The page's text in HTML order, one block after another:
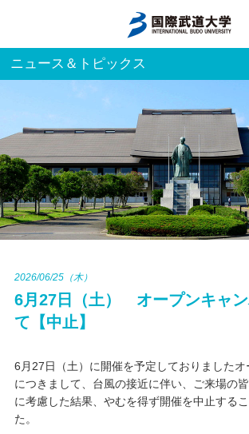
アクセス
ご利用者別
ホーム
大学案内
キャンパスライフ
ニュース＆トピックス
2026/06/25（木）
6月27日（土） オープンキャ
て【中止】
6月27日（土）に開催を予定しておりましたオ
につきまして、台風の接近に伴い、ご来場の
に考慮した結果、やむを得ず開催を中止する
た。